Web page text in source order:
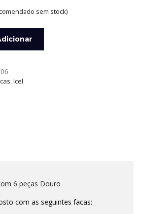
sem stock)
,Icel
6 peças Douro
com as seguintes facas: